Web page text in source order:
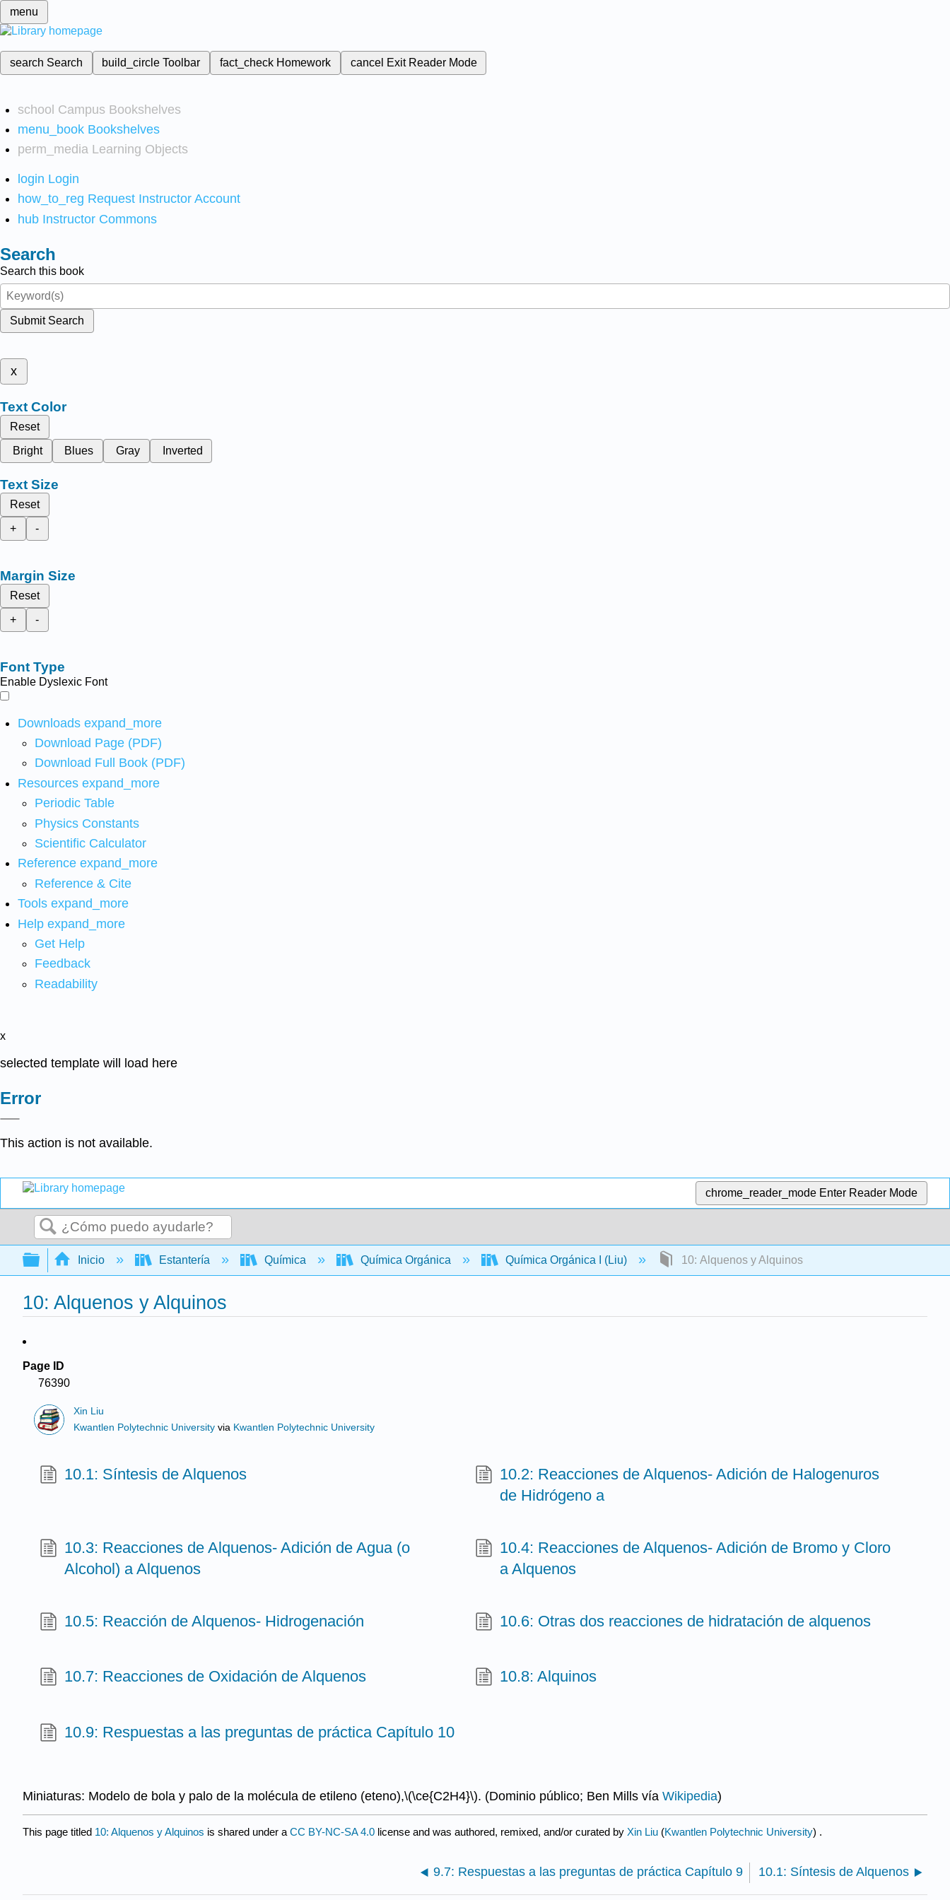
menu
search Search build_circleToolbar fact_check Homework cancel Exit Reader Mode
school Campus Bookshelves
menu_book Bookshelves
perm_media Learning Objects
login Login
how_to_reg Request Instructor Account
hub Instructor Commons
Search
Search this book
Submit Search
x
Text Color
Reset
Bright
Blues Gray Inverted
Text Size
Reset
+
-
Margin Size
Reset
+
-
Font Type
Enable Dyslexic Font
Downloads expand_more
Download Page (PDF)
Download Full Book (PDF)
Resources expand_more
Periodic Table
Physics Constants
Scientific Calculator
Reference expand_more
Reference & Cite
Tools expand_more
Help expand_more
Get Help
Feedback
Readability
x
selected template will load here
Error
This action is not available.
chrome_reader_mode Enter Reader Mode
Buscar
Expandir/contraer jerarquía global
Inicio Estantería Química Química Orgánica Química Orgánica I (Liu) 10: Alquenos y Alquinos
10: Alquenos y Alquinos
Page ID
76390
Xin Liu
Kwantlen Polytechnic University via Kwantlen Polytechnic University
10.1: Síntesis de Alquenos
10.2: Reacciones de Alquenos- Adición de Halogenuros
de Hidrógeno a
10.3: Reacciones de Alquenos- Adición de Agua (o
Alcohol) a Alquenos
10.4: Reacciones de Alquenos- Adición de Bromo y Cloro
a Alquenos
10.5: Reacción de Alquenos- Hidrogenación 10.6: Otras dos reacciones de hidratación de alquenos
10.7: Reacciones de Oxidación de Alquenos 10.8: Alquinos
10.9: Respuestas a las preguntas de práctica Capítulo 10
Miniaturas: Modelo de bola y palo de la molécula de etileno (eteno),\(\ce{C2H4}\). (Dominio público; Ben Mills vía Wikipedia)
This page titled 10: Alquenos y Alquinos is shared under a CC BY-NC-SA 4.0 license and was authored, remixed, and/or curated by Xin Liu (Kwantlen Polytechnic University) .
9.7: Respuestas a las preguntas de práctica Capítulo 9 10.1: Síntesis de Alquenos